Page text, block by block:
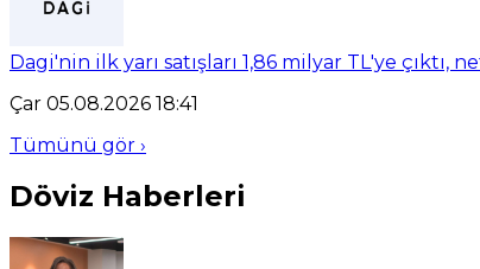
Dagi'nin ilk yarı satışları 1,86 milyar TL'ye çıktı,
Çar 05.08.2026 18:41
Tümünü gör ›
Döviz Haberleri